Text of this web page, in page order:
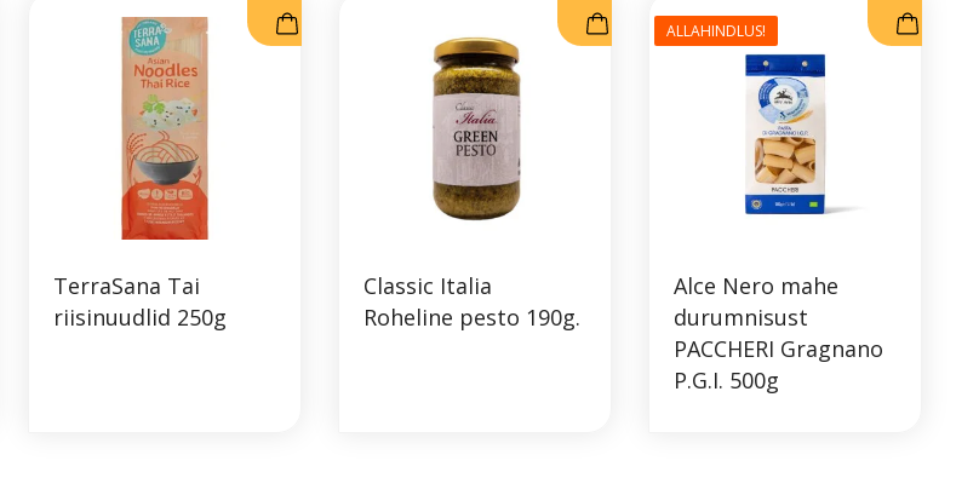
TerraSana Tai
riisinuudlid 250g
Classic Italia
Roheline pesto 190g.
ALLAHINDLUS!
Alce Nero mahe
durumnisust
PACCHERI Gragnano
P.G.I. 500g